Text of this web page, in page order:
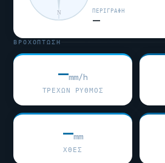
Ν ΠΕΡΙΓΡΑΦΉ
—
ΒΡΟΧΌΠΤΩΣΗ
—mm/h
ΤΡΈΧΩΝ ΡΥΘΜΌΣ
—mm
ΧΘΕΣ